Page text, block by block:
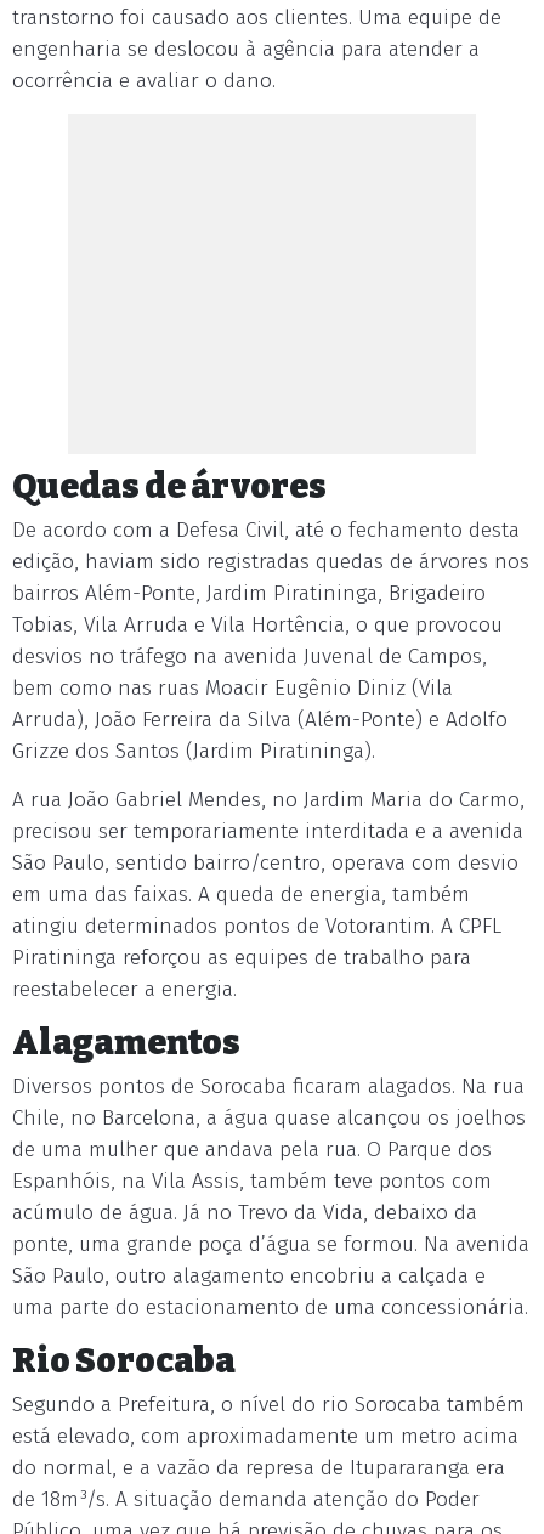
transtorno foi causado aos clientes. Uma equipe de
engenharia se deslocou à agência para atender a
ocorrência e avaliar o dano.
Quedas de árvores
De acordo com a Defesa Civil, até o fechamento desta
edição, haviam sido registradas quedas de árvores nos
bairros Além-Ponte, Jardim Piratininga, Brigadeiro
Tobias, Vila Arruda e Vila Hortência, o que provocou
desvios no tráfego na avenida Juvenal de Campos,
bem como nas ruas Moacir Eugênio Diniz (Vila
Arruda), João Ferreira da Silva (Além-Ponte) e Adolfo
Grizze dos Santos (Jardim Piratininga).
A rua João Gabriel Mendes, no Jardim Maria do Carmo,
precisou ser temporariamente interditada e a avenida
São Paulo, sentido bairro/centro, operava com desvio
em uma das faixas. A queda de energia, também
atingiu determinados pontos de Votorantim. A CPFL
Piratininga reforçou as equipes de trabalho para
reestabelecer a energia.
Alagamentos
Diversos pontos de Sorocaba ficaram alagados. Na rua
Chile, no Barcelona, a água quase alcançou os joelhos
de uma mulher que andava pela rua. O Parque dos
Espanhóis, na Vila Assis, também teve pontos com
acúmulo de água. Já no Trevo da Vida, debaixo da
ponte, uma grande poça d’água se formou. Na avenida
São Paulo, outro alagamento encobriu a calçada e
uma parte do estacionamento de uma concessionária.
Rio Sorocaba
Segundo a Prefeitura, o nível do rio Sorocaba também
está elevado, com aproximadamente um metro acima
do normal, e a vazão da represa de Itupararanga era
de 18m³/s. A situação demanda atenção do Poder